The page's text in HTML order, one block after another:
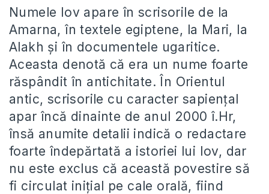
Numele Iov apare în scrisorile de la
Amarna, în textele egiptene, la Mari, la
Alakh și în documentele ugaritice.
Aceasta denotă că era un nume foarte
răspândit în antichitate. În Orientul
antic, scrisorile cu caracter sapiențal
apar încă dinainte de anul 2000 î.Hr,
însă anumite detalii indică o redactare
foarte îndepărtată a istoriei lui Iov, dar
nu este exclus că această povestire să
fi circulat inițial pe cale orală, fiind